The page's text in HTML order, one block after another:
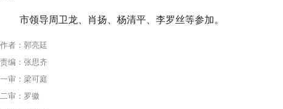
市领导周卫龙、肖扬、杨清平、李罗丝等参加。
作者：郭亮廷
责编：张思齐
一审：梁可庭
二审：罗徽